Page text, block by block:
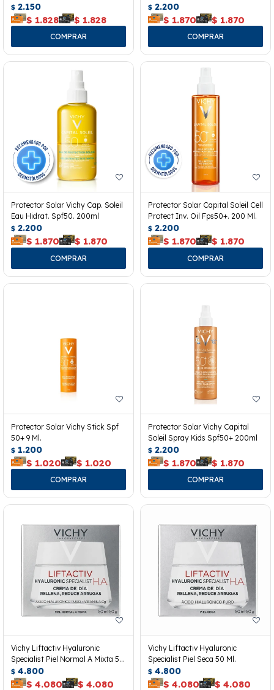
$ 2.150
$ 1.828 $ 1.828
$ 2.200
$ 1.870 $ 1.870
Protector Solar Vichy Cap. Soleil
Eau Hidrat. Spf50. 200ml
$ 2.200
$ 1.870 $ 1.870
Protector Solar Capital Soleil Cell
Protect Inv. Oil Fps50+. 200 Ml.
$ 2.200
$ 1.870 $ 1.870
Protector Solar Vichy Stick Spf
50+ 9 Ml.
$ 1.200
$ 1.020 $ 1.020
Protector Solar Vichy Capital
Soleil Spray Kids Spf50+ 200ml
$ 2.200
$ 1.870 $ 1.870
Vichy Liftactiv Hyaluronic
Specialist Piel Normal A Mixta 50
Ml.
$ 4.800
$ 4.080 $ 4.080
Vichy Liftactiv Hyaluronic
Specialist Piel Seca 50 Ml.
$ 4.800
$ 4.080 $ 4.080